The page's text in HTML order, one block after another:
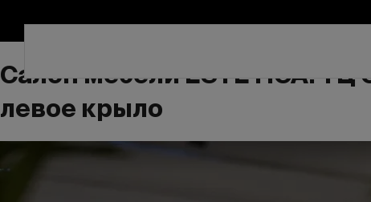
Салон мебели ESTETICA.
левое крыло